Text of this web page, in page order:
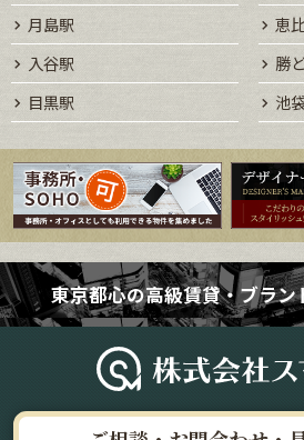
月島駅
恵
入谷駅
勝
目黒駅
池
東京都心の高級賃貸・ブラン